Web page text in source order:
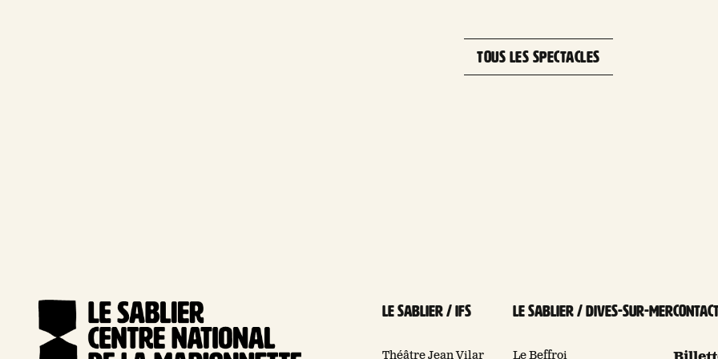
TOUS LES SPECTACLES
Le Sablier / Ifs
Théâtre Jean Vilar
Le Sablier / Dives-sur-mer
Le Beffroi